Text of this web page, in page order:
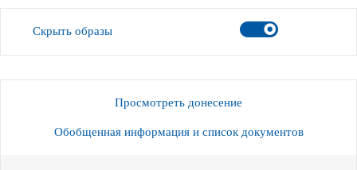
Скрыть образы
Просмотреть донесение
Обобщенная информация и список документов